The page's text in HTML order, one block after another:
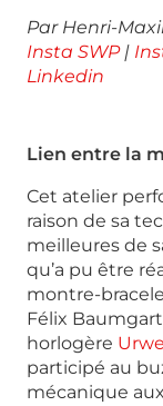
Par Henri-
Insta SWP|
Linkedin
Lien entre la
Cet atelier
raison de sa
meilleures de
qu’a pu être
montre-
Félix
horlogère
participé au
mécanique